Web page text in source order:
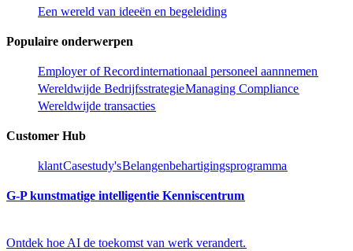
Een wereld van ideeën en begeleiding​​
Populaire onderwerpen​​
Employer of Record​​internationaal personeel aannnemen​​
Wereldwijde Bedrijfsstrategie​​Managing Compliance​​
Wereldwijde transacties​​
Customer Hub​​
klant​​Casestudy's​​Belangenbehartigingsprogramma​​
G-P kunstmatige intelligentie Kenniscentrum​​
Ontdek hoe AI de toekomst van werk verandert.​​